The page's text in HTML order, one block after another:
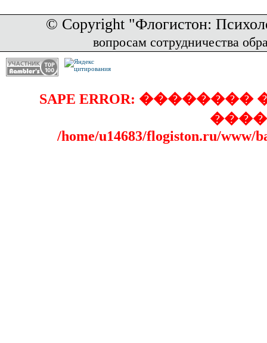
© Copyright "Флогистон:
вопросам сотрудничества
SAPE ERROR:
/home/u14683/flogiston.ru/www/